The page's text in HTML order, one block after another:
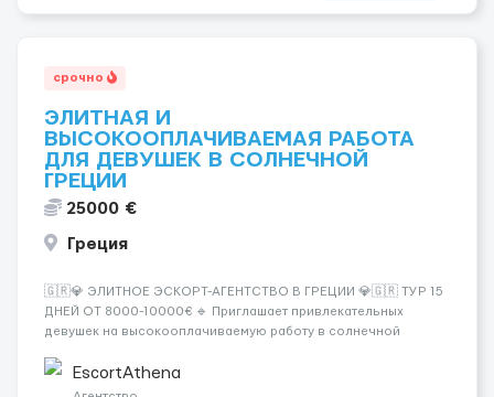
срочно
ЭЛИТНАЯ И
ВЫСОКООПЛАЧИВАЕМАЯ РАБОТА
ДЛЯ ДЕВУШЕК В СОЛНЕЧНОЙ
ГРЕЦИИ
25000 €
Греция
🇬🇷💎 ЭЛИТНОЕ ЭСКОРТ-АГЕНТСТВО В ГРЕЦИИ 💎🇬🇷 ТУР 15
ДНЕЙ ОТ 8000-10000€ 🔹 Приглашает привлекательных
девушек на высокооплачиваемую работу в солнечной
хорошие деньги 💶 — это предложение для тебя! 🔹
Требования: ✔️ Возраст от ...
EscortAthena